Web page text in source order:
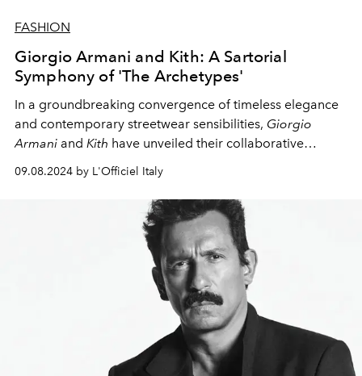
FASHION
Giorgio Armani and Kith: A Sartorial
Symphony of 'The Archetypes'
In a groundbreaking convergence of timeless elegance
and contemporary streetwear sensibilities, Giorgio
Armani and Kith have unveiled their collaborative
masterpiece: "The Archetypes" Fall/Winter 2024-25
men's collection. This visionary partnership marries the
refined sophistication ofArmaniwith the urban essence
, resulting in a quartet of capsule collections that
redefine modern masculinity.
09.08.2024 by L'Officiel Italy